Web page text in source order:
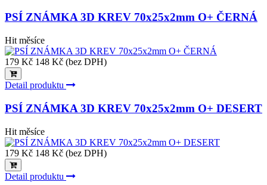
PSÍ ZNÁMKA 3D KREV 70x25x2mm O+ ČERNÁ
Hit měsíce
179 Kč 148 Kč (bez DPH)
Detail produktu
PSÍ ZNÁMKA 3D KREV 70x25x2mm O+ DESERT
Hit měsíce
179 Kč 148 Kč (bez DPH)
Detail produktu